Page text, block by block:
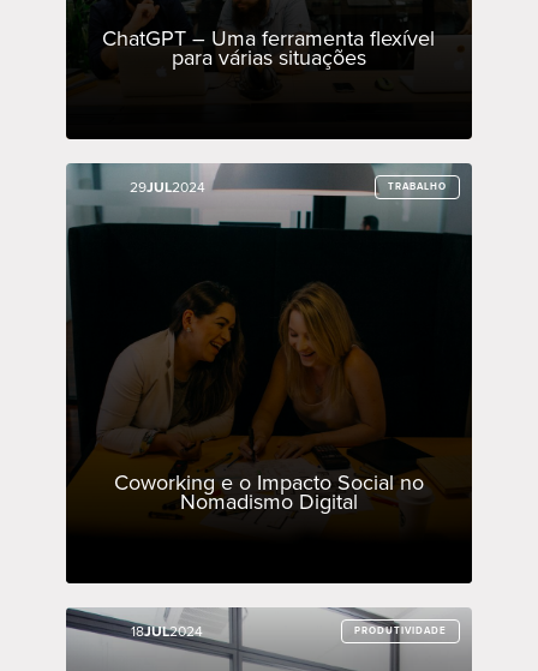
ChatGPT – Uma ferramenta flexível
para várias situações
29JUL2024 TRABALHO
Coworking e o Impacto Social no
Nomadismo Digital
29JUL2024 TRABALHO
18JUL2024 PRODUTIVIDADE
18JUL2024 PRODUTIVIDADE